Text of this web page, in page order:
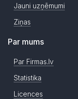
Jauni uzņēmumi
Ziņas
Par mums
Par Firmas.lv
Statistika
Licences